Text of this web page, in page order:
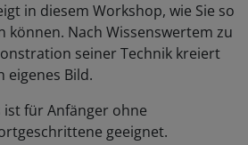
in diesem Workshop, wie Sie so
können. Nach Wissenswertem zu
seiner Technik kreiert
eigenes Bild.
ist für Anfänger ohne
geeignet.